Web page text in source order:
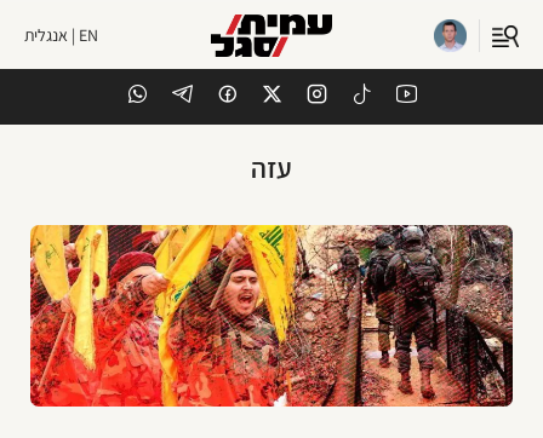
EN | אנגלית
עזה